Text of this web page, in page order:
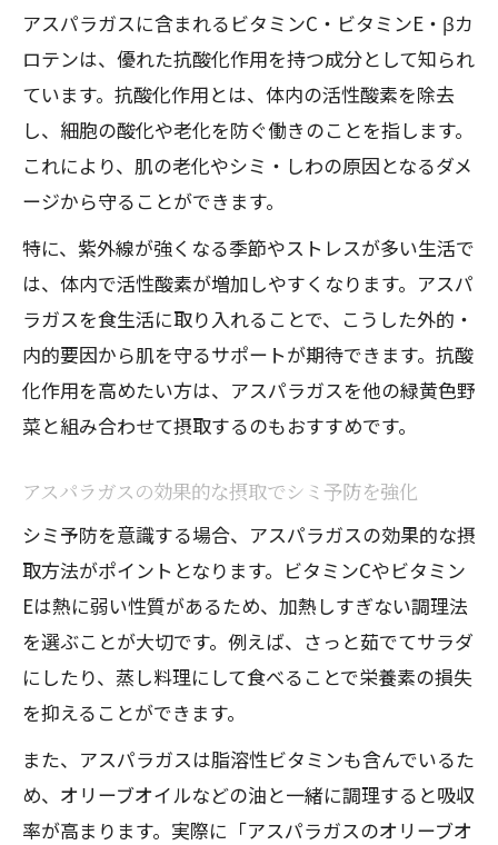
アスパラガスに含まれるビタミンC・ビタミンE・βカ
ロテンは、優れた抗酸化作用を持つ成分として知られ
ています。抗酸化作用とは、体内の活性酸素を除去
し、細胞の酸化や老化を防ぐ働きのことを指します。
これにより、肌の老化やシミ・しわの原因となるダメ
ージから守ることができます。
特に、紫外線が強くなる季節やストレスが多い生活で
は、体内で活性酸素が増加しやすくなります。アスパ
ラガスを食生活に取り入れることで、こうした外的・
内的要因から肌を守るサポートが期待できます。抗酸
化作用を高めたい方は、アスパラガスを他の緑黄色野
菜と組み合わせて摂取するのもおすすめです。
アスパラガスの効果的な摂取でシミ予防を強化
シミ予防を意識する場合、アスパラガスの効果的な摂
取方法がポイントとなります。ビタミンCやビタミン
Eは熱に弱い性質があるため、加熱しすぎない調理法
を選ぶことが大切です。例えば、さっと茹でてサラダ
にしたり、蒸し料理にして食べることで栄養素の損失
を抑えることができます。
また、アスパラガスは脂溶性ビタミンも含んでいるた
め、オリーブオイルなどの油と一緒に調理すると吸収
率が高まります。実際に「アスパラガスのオリーブオ